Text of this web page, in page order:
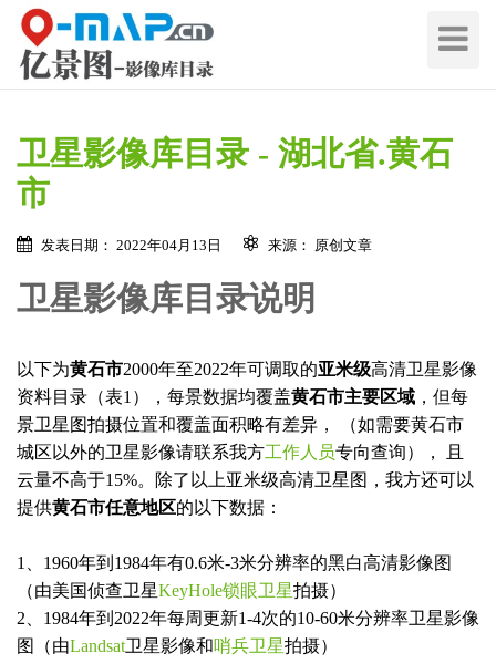
切
导
卫星影像库目录 - 湖北省.黄石
市
发表日期： 2022年04月13日 来源： 原创文章
卫星影像库目录说明
以下为黄石市2000年至2022年可调取的亚米级高清卫星影像
资料目录（表1），每景数据均覆盖黄石市主要区域 ，但每
景卫星图拍摄位置和覆盖面积略有差异， （如需要黄石市
城区以外的卫星影像请联系我方工作人员专向查询）， 且
云量不高于15%。除了以上亚米级高清卫星图，我方还可以
提供黄石市任意地区的以下数据：
1、1960年到1984年有0.6米-3米分辨率的黑白高清影像图
（由美国侦查卫星KeyHole锁眼卫星拍摄）
2、1984年到2022年每周更新1-4次的10-60米分辨率卫星影像
图（由Landsat卫星影像和哨兵卫星拍摄）